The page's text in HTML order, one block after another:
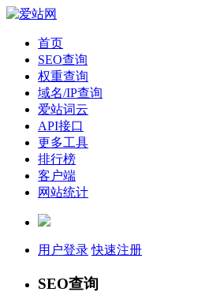
首页
SEO查询
权重查询
域名/IP查询
爱站词云
API接口
更多工具
排行榜
客户端
网站统计
用户登录 快速注册
SEO查询